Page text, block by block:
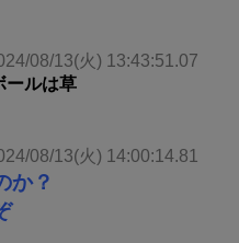
08/13(火) 13:43:51.07
ールは草
08/13(火) 14:00:14.81
か？